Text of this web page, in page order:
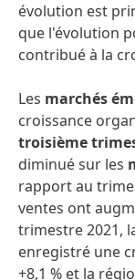
évolution est
que l'évolution
contribué à la
Les marchés
croissance
troisième
diminué sur les
rapport au
ventes ont
trimestre 2021,
enregistré une
+8,1 % et la